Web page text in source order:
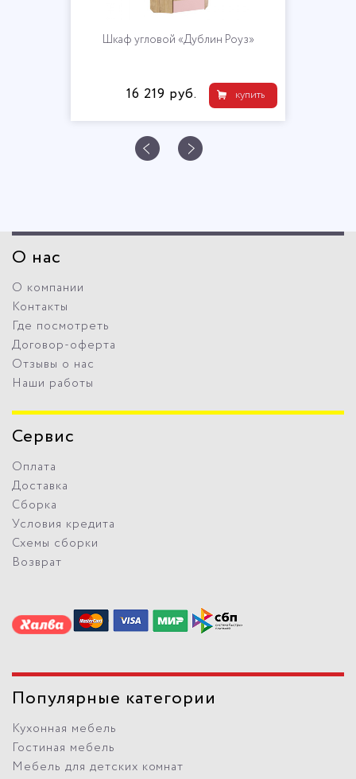
Шкаф угловой «Дублин Роуз»
купить
16 219 руб.
О нас
О компании
Контакты
Где посмотреть
Договор-оферта
Отзывы о нас
Наши работы
Сервис
Оплата
Доставка
Сборка
Условия кредита
Схемы сборки
Возврат
Популярные категории
Кухонная мебель
Гостиная мебель
Мебель для детских комнат